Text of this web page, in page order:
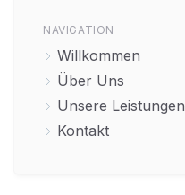
NAVIGATION
Willkommen
Über Uns
Unsere Leistungen
Kontakt